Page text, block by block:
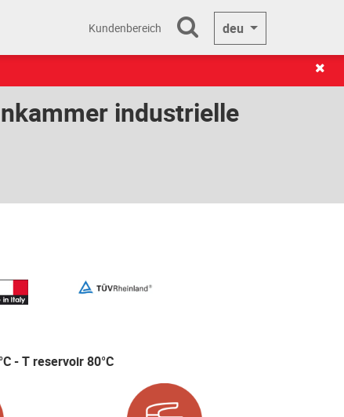
Kundenbereich deu
industrielle
- T reservoir 80°C